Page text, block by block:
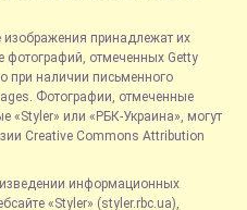
изображения принадлежат их
фотографий, отмеченных Getty
при наличии письменного
Фотографии, отмеченные
«Styler» или «РБК-Украина», могут
Creative Commons Attribution
информационных
«Styler» (styler.rbc.ua),